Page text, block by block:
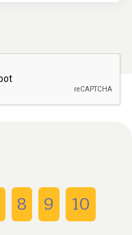
8 9
10